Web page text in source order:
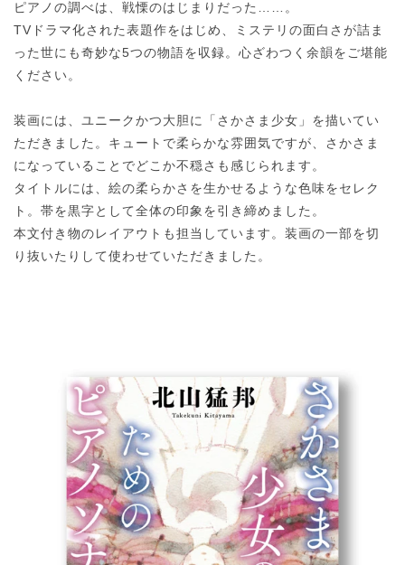
ピアノの調べは、戦慄のはじまりだった……。
TVドラマ化された表題作をはじめ、ミステリの面白さが詰ま
った世にも奇妙な5つの物語を収録。心ざわつく余韻をご堪能
ください。
装画には、ユニークかつ大胆に「さかさま少女」を描いてい
ただきました。キュートで柔らかな雰囲気ですが、さかさま
になっていることでどこか不穏さも感じられます。
タイトルには、絵の柔らかさを生かせるような色味をセレク
ト。帯を黒字として全体の印象を引き締めました。
本文付き物のレイアウトも担当しています。装画の一部を切
り抜いたりして使わせていただきました。